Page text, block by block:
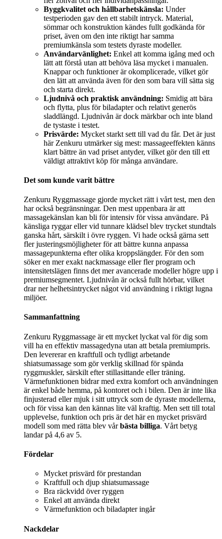
Byggkvalitet och hållbarhetskänsla: Under
testperioden gav den ett stabilt intryck. Material,
sömmar och konstruktion kändes fullt godkända för
priset, även om den inte riktigt har samma
premiumkänsla som testets dyraste modeller.
Användarvänlighet: Enkel att komma igång med och
lätt att förstå utan att behöva läsa mycket i manualen.
Knappar och funktioner är okomplicerade, vilket gör
den lätt att använda även för den som bara vill sätta sig
och starta direkt.
Ljudnivå och praktisk användning: Smidig att bära
och flytta, plus för biladapter och relativt generös
sladdlängd. Ljudnivån är dock märkbar och inte bland
de tystaste i testet.
Prisvärde: Mycket starkt sett till vad du får. Det är just
här Zenkuru utmärker sig mest: massageeffekten känns
klart bättre än vad priset antyder, vilket gör den till ett
väldigt attraktivt köp för många användare.
Det som kunde varit bättre
Zenkuru Ryggmassage gjorde mycket rätt i vårt test, men den
har också begränsningar. Den mest uppenbara är att
massagekänslan kan bli för intensiv för vissa användare. På
känsliga ryggar eller vid tunnare klädsel blev trycket stundtals
ganska hårt, särskilt i övre ryggen. Vi hade också gärna sett
fler justeringsmöjligheter för att bättre kunna anpassa
massagepunkterna efter olika kroppslängder. För den som
söker en mer exakt nackmassage eller fler program och
intensitetslägen finns det mer avancerade modeller högre upp i
premiumsegmentet. Ljudnivån är också fullt hörbar, vilket
drar ner helhetsintrycket något vid användning i riktigt lugna
miljöer.
Sammanfattning
Zenkuru Ryggmassage är ett mycket lyckat val för dig som
vill ha en effektiv massagedyna utan att betala premiumpris.
Den levererar en kraftfull och tydligt arbetande
shiatsumassage som gör verklig skillnad för spända
ryggmuskler, särskilt efter stillasittande eller träning.
Värmefunktionen bidrar med extra komfort och användningen
är enkel både hemma, på kontoret och i bilen. Den är inte lika
finjusterad eller mjuk i sitt uttryck som de dyraste modellerna,
och för vissa kan den kännas lite väl kraftig. Men sett till total
upplevelse, funktion och pris är det här en mycket prisvärd
modell som med rätta blev vårbästa billiga. Vårt betyg
landar på 4,6 av 5.
Fördelar
Mycket prisvärd för prestandan
Kraftfull och djup shiatsumassage
Bra räckvidd över ryggen
Enkel att använda direkt
Värmefunktion och biladapter ingår
Nackdelar